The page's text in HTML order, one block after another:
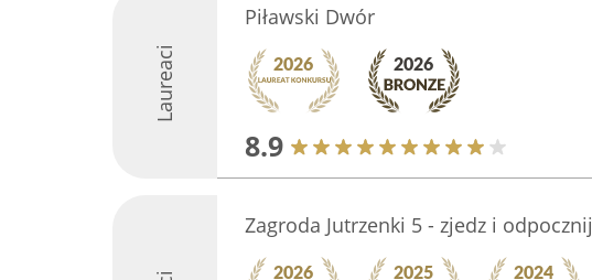
Laureaci
Piławski Dwór
8.9
Zagroda Jutrzenki 5 - zjedz i odpocznij